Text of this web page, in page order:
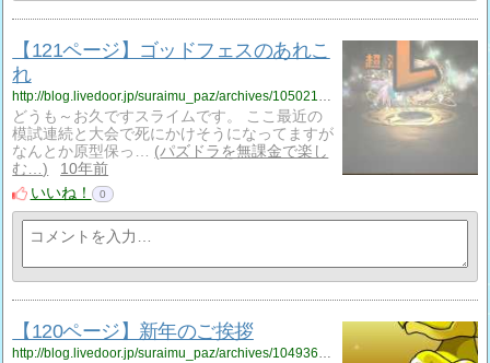
【121ページ】ゴッドフェスのあれこ
れ
http://blog.livedoor.jp/suraimu_paz/archives/1050212203.html
どうも～お久ですスライムです。 ここ最近の
模試連続と大会で死にかけそうになってますが
なんとか原型保っ…
パズドラを無課金で楽し
む…
10年前
いいね！
0
【120ページ】新年のご挨拶
http://blog.livedoor.jp/suraimu_paz/archives/1049364001.html